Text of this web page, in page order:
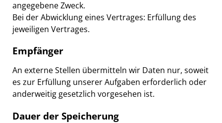
angegebene Zweck.
Bei der Abwicklung eines Vertrages: Erfüllung des
jeweiligen Vertrages.
Empfänger
An externe Stellen übermitteln wir Daten nur, soweit
es zur Erfüllung unserer Aufgaben erforderlich oder
anderweitig gesetzlich vorgesehen ist.
Dauer der Speicherung